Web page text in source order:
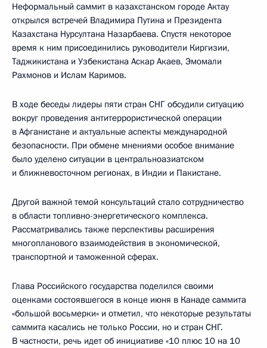
Неформальный саммит в казахстанском городе Актау
открылся встречей Владимира Путина и Президента
Казахстана Нурсултана Назарбаева. Спустя некоторое
время к ним присоединились руководители Киргизии,
Таджикистана и Узбекистана Аскар Акаев, Эмомали
Рахмонов и Ислам Каримов.
В ходе беседы лидеры пяти стран СНГ обсудили ситуацию
вокруг проведения антитеррористической операции
в Афганистане и актуальные аспекты международной
безопасности. При обмене мнениями особое внимание
было уделено ситуации в центральноазиатском
и ближневосточном регионах, в Индии и Пакистане.
Другой важной темой консультаций стало сотрудничество
в области топливно-энергетического комплекса.
Рассматривались также перспективы расширения
многопланового взаимодействия в экономической,
транспортной и таможенной сферах.
Глава Российского государства поделился своими
оценками состоявшегося в конце июня в Канаде саммита
«большой восьмерки» и отметил, что некоторые результаты
саммита касались не только России, но и стран СНГ.
В частности, речь идет об инициативе «10 плюс 10 на 10